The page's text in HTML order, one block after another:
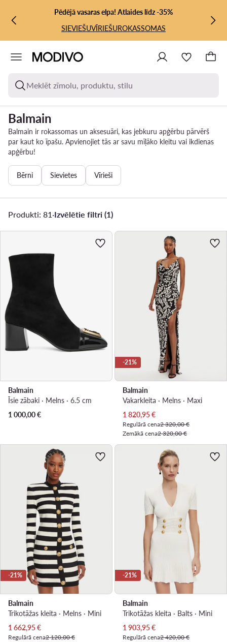
PĀRIET UZ GALVENO SATURU
PĀRIET UZ MEKLĒŠANUPēdējā vasaras elpa! Atlaides līdz -35%
SIEVIEŠUVĪRIEŠUROKASSOMAS
Meklēt zīmolu, produktu, stilu
Balmain
Balmain ir rokassomas un aksesuāri, kas jebkuru apģērbu pārvērš
par kaut ko īpašu. Apvienojiet tās ar savu mīļāko kleitu vai ikdienas
apģērbu!
Bērni Sievietes Vīrieši
Produkti: 81 ·Izvēlētie filtri (1)
Balmain
Īsie zābaki · Melns · 6.5 cm
1 000,00€
-21%
Balmain
Vakarkleita · Melns · Maxi
Pašreizējā cena
1 820,95€
Regulārā cena2 320,00 €
Zemākā cena2 320,00 €
-21%
Balmain
Trikotāžas kleita · Melns · Mini
Pašreizējā cena
1 662,95€
Regulārā cena2 120,00 €
-21%
Balmain
Trikotāžas kleita · Balts · Mini
Pašreizējā cena
1 903,95€
Regulārā cena2 420,00 €